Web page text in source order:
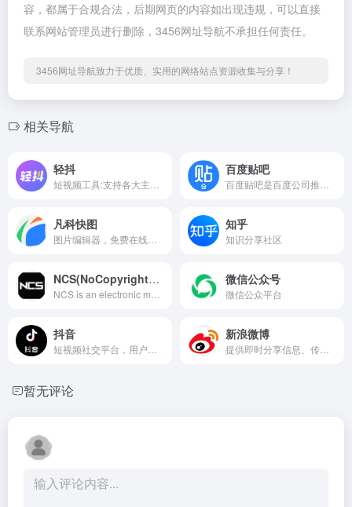
容，都属于合规合法，后期网页的内容如出现违规，可以直接
联系网站管理员进行删除，3456网址导航不承担任何责任。
3456网址导航致力于优质、实用的网络站点资源收集与分享！
相关导航
轻抖 百度贴吧
凡科快图 知乎
知识分享社区
NCS(NoCopyrightsounds) 微信公众号
微信公众平台
抖音 新浪微博
暂无评论